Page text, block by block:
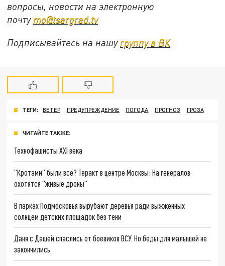
вопросы, новости на электронную
почту mo@tsargrad.tv
Подписывайтесь на нашу группу в ВК
ТЕГИ: ВЕТЕР ПРЕДУПРЕЖДЕНИЕ ПОГОДА ПРОГНОЗ ГРОЗА
ЧИТАЙТЕ ТАКЖЕ:
Технофашисты XXI века
"Кротами" были все? Теракт в центре Москвы: На генералов
охотятся "живые дроны"
В парках Подмосковья вырубают деревья ради выжженных
солнцем детских площадок без тени
Даня с Дашей спаслись от боевиков ВСУ. Но беды для малышей не
закончились